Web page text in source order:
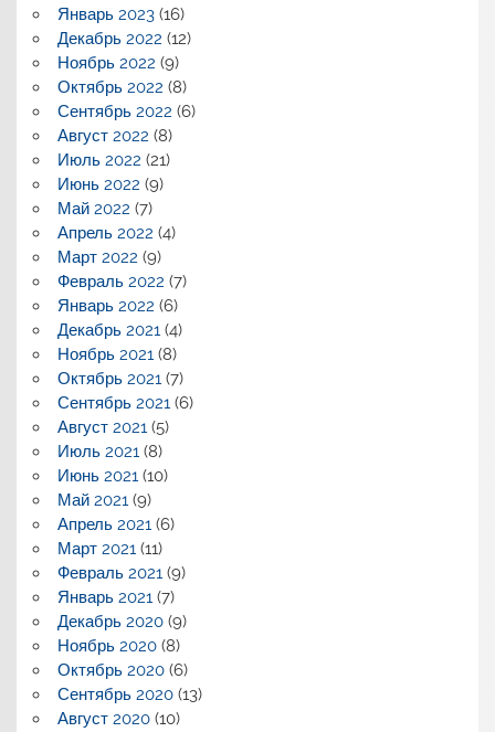
Январь 2023(16)
Декабрь 2022 (12)
Ноябрь 2022 (9)
Октябрь 2022 (8)
Сентябрь 2022 (6)
Август 2022 (8)
Июль 2022 (21)
Июнь 2022 (9)
Май 2022 (7)
Апрель 2022 (4)
Март 2022 (9)
Февраль 2022 (7)
Январь 2022 (6)
Декабрь 2021(4)
Ноябрь 2021(8)
Октябрь 2021(7)
Сентябрь 2021(6)
Август 2021(5)
Июль 2021(8)
Июнь 2021(10)
Май 2021(9)
Апрель 2021(6)
Март 2021(11)
Февраль 2021(9)
Январь 2021(7)
Декабрь 2020(9)
Ноябрь 2020(8)
Октябрь 2020(6)
Сентябрь 2020(13)
Август 2020(10)